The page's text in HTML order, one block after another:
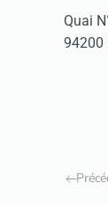
Quai
94200